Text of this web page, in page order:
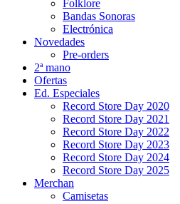
Folklore
Bandas Sonoras
Electrónica
Novedades
Pre-orders
2ª mano
Ofertas
Ed. Especiales
Record Store Day 2020
Record Store Day 2021
Record Store Day 2022
Record Store Day 2023
Record Store Day 2024
Record Store Day 2025
Merchan
Camisetas